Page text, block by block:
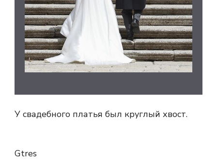
У свадебного платья был круглый хвост.
Gtres